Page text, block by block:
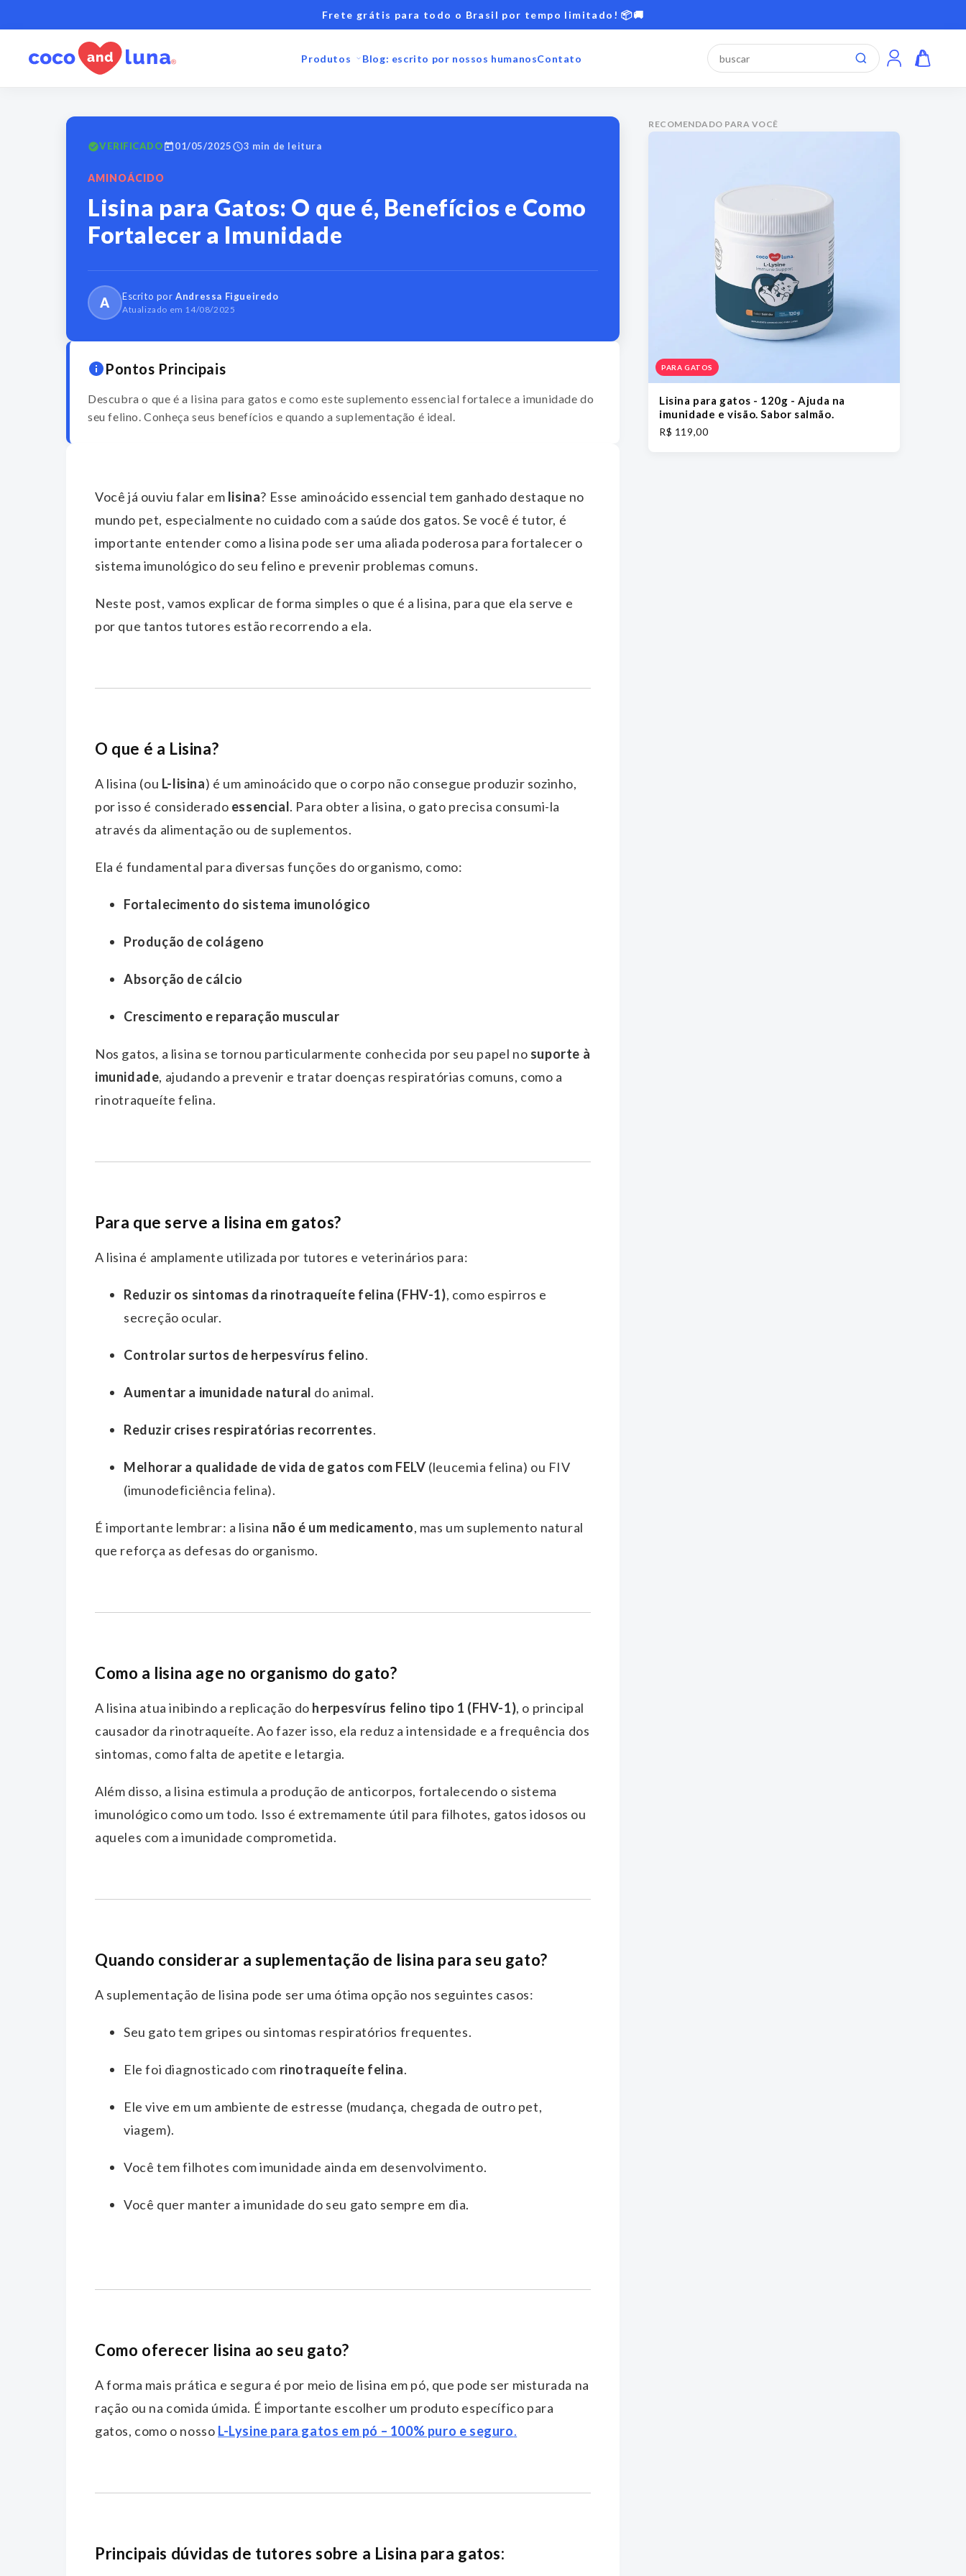
conteúdo
Frete grátis para todo o Brasil por tempo limitado! 📦🚚
Produtos Blog: escrito por nossos humanosContato
VERIFICADO 01/05/2025 3 min de leitura
AMINOÁCIDO
Lisina para Gatos: O que é, Benefícios e Como
Fortalecer a Imunidade
A Escrito porAndressa Figueiredo
Atualizado em 14/08/2025
Pontos Principais
Descubra o que é a lisina para gatos e como este suplemento essencial fortalece a imunidade do
seu felino. Conheça seus benefícios e quando a suplementação é ideal.
Você já ouviu falar em lisina? Esse aminoácido essencial tem ganhado destaque no
mundo pet, especialmente no cuidado com a saúde dos gatos. Se você é tutor, é
importante entender como a lisina pode ser uma aliada poderosa para fortalecer o
sistema imunológico do seu felino e prevenir problemas comuns.
Neste post, vamos explicar de forma simples o que é a lisina, para que ela serve e
por que tantos tutores estão recorrendo a ela.
O que é a Lisina?
A lisina (ou L-lisina) é um aminoácido que o corpo não consegue produzir sozinho,
por isso é considerado essencial. Para obter a lisina, o gato precisa consumi-la
através da alimentação ou de suplementos.
Ela é fundamental para diversas funções do organismo, como:
Fortalecimento do sistema imunológico
Produção de colágeno
Absorção de cálcio
Crescimento e reparação muscular
Nos gatos, a lisina se tornou particularmente conhecida por seu papel no suporte à
imunidade, ajudando a prevenir e tratar doenças respiratórias comuns, como a
rinotraqueíte felina.
Para que serve a lisina em gatos?
A lisina é amplamente utilizada por tutores e veterinários para:
Reduzir os sintomas da rinotraqueíte felina (FHV-1), como espirros e
secreção ocular.
Controlar surtos de herpesvírus felino.
Aumentar a imunidade natural do animal.
Reduzir crises respiratórias recorrentes.
Melhorar a qualidade de vida de gatos com FELV (leucemia felina) ou FIV
(imunodeficiência felina).
É importante lembrar: a lisina não é um medicamento, mas um suplemento natural
que reforça as defesas do organismo.
Como a lisina age no organismo do gato?
A lisina atua inibindo a replicação do herpesvírus felino tipo 1 (FHV-1), o principal
causador da rinotraqueíte. Ao fazer isso, ela reduz a intensidade e a frequência dos
sintomas, como falta de apetite e letargia.
Além disso, a lisina estimula a produção de anticorpos, fortalecendo o sistema
imunológico como um todo. Isso é extremamente útil para filhotes, gatos idosos ou
aqueles com a imunidade comprometida.
Quando considerar a suplementação de lisina para seu gato?
A suplementação de lisina pode ser uma ótima opção nos seguintes casos:
Seu gato tem gripes ou sintomas respiratórios frequentes.
Ele foi diagnosticado com rinotraqueíte felina.
Ele vive em um ambiente de estresse (mudança, chegada de outro pet,
viagem).
Você tem filhotes com imunidade ainda em desenvolvimento.
Você quer manter a imunidade do seu gato sempre em dia.
Como oferecer lisina ao seu gato?
A forma mais prática e segura é por meio de lisina em pó, que pode ser misturada na
ração ou na comida úmida. É importante escolher um produto específico para
gatos, como o nosso L-Lysine para gatos em pó – 100% puro e seguro.
Principais dúvidas de tutores sobre a Lisina para gatos:
RECOMENDADO PARA VOCÊ
PARA GATOS
Lisina para gatos - 120g - Ajuda na
imunidade e visão. Sabor salmão.
R$ 119,00